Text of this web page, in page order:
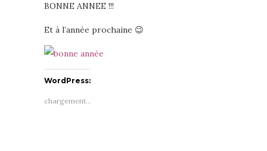
BONNE ANNEE !!!
Et à l’année prochaine 😉
WordPress:
chargement…